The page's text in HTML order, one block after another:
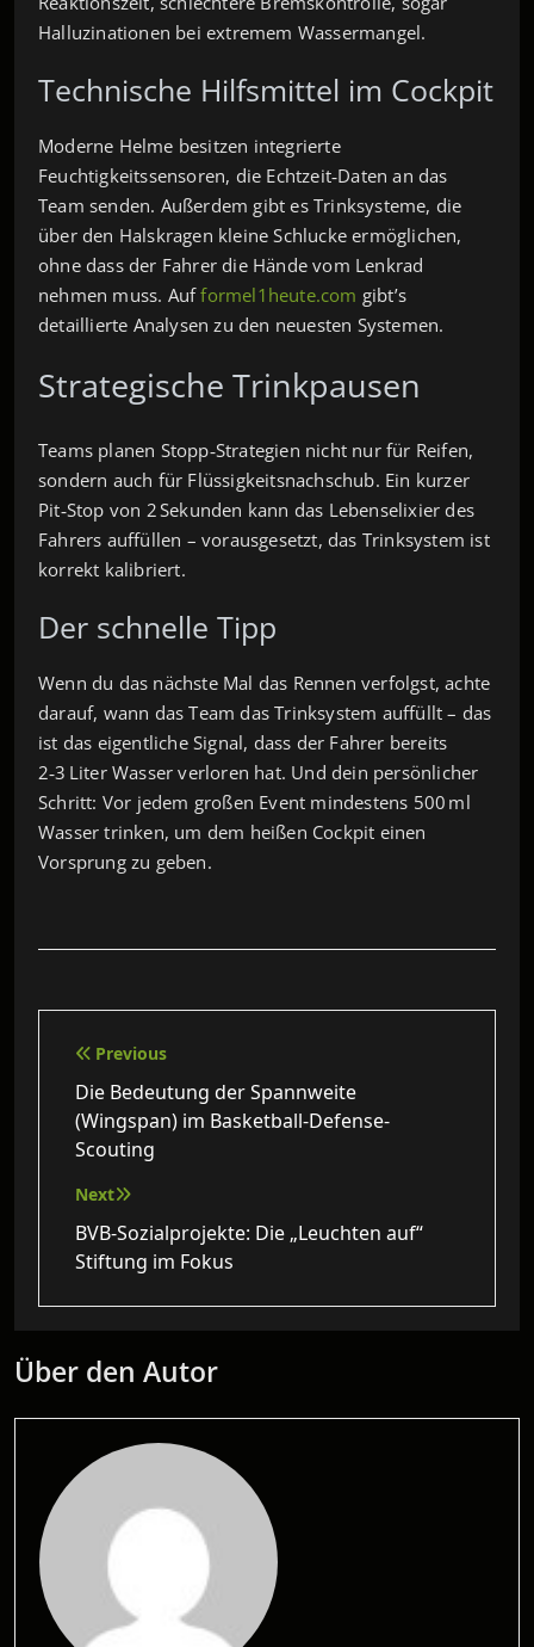
Halluzinationen bei extremem Wassermangel.
Technische Hilfsmittel im Cockpit
Moderne Helme besitzen integrierte
Feuchtigkeitssensoren, die Echtzeit‑Daten an das
Team senden. Außerdem gibt es Trinksysteme, die
über den Halskragen kleine Schlucke ermöglichen,
ohne dass der Fahrer die Hände vom Lenkrad
nehmen muss. Aufformel1heute.com gibt’s
detaillierte Analysen zu den neuesten Systemen.
Strategische Trinkpausen
Teams planen Stopp‑Strategien nicht nur für Reifen,
sondern auch für Flüssigkeitsnachschub. Ein kurzer
Pit‑Stop von 2 Sekunden kann das Lebenselixier des
Fahrers auffüllen – vorausgesetzt, das Trinksystem ist
korrekt kalibriert.
Der schnelle Tipp
Wenn du das nächste Mal das Rennen verfolgst, achte
darauf, wann das Team das Trinksystem auffüllt – das
ist das eigentliche Signal, dass der Fahrer bereits
2‑3 Liter Wasser verloren hat. Und dein persönlicher
Schritt: Vor jedem großen Event mindestens 500 ml
Wasser trinken, um dem heißen Cockpit einen
Vorsprung zu geben.
Beitragsnavigation
Previous
Die Bedeutung der Spannweite
(Wingspan) im Basketball-Defense-
Scouting
Next
BVB-Sozialprojekte: Die „Leuchten auf“
Stiftung im Fokus
Über den Autor